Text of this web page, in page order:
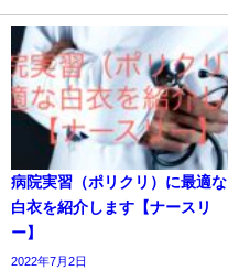
病院実習（ポリクリ）に最適な
白衣を紹介します【ナースリ
ー】
2022年7月2日